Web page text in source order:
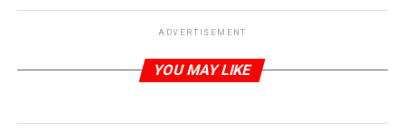
ADVERTISEMENT
YOU MAY LIKE